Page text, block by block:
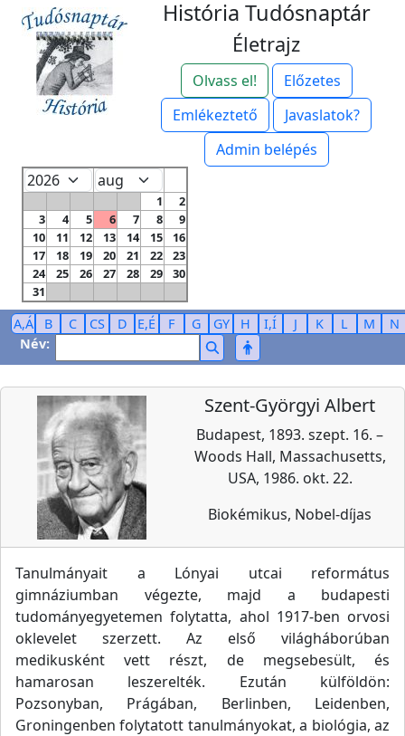
História Tudósnaptár
Életrajz
Olvass el!
Előzetes
Emlékeztető
Javaslatok?
Admin belépés
1
2
3
4 5 6 7 8
9
10
11 12 13 14 15
16
17
18 19 20 21 22
23
24
25 26 27 28 29
30
31
A,Á B C CS D E,É F G GY H I,Í J K L M
N
Név:
Szent-Györgyi Albert
Budapest, 1893. szept. 16. –
Woods Hall, Massachusetts,
USA, 1986. okt. 22.
Biokémikus, Nobel-díjas
Tanulmányait a Lónyai utcai református
gimnáziumban végezte, majd a budapesti
tudományegyetemen folytatta, ahol 1917-ben orvosi
oklevelet szerzett. Az első világháborúban
medikusként vett részt, de megsebesült, és
hamarosan leszerelték. Ezután külföldön:
Pozsonyban, Prágában, Berlinben, Leidenben,
Groningenben folytatott tanulmányokat, a biológia, az